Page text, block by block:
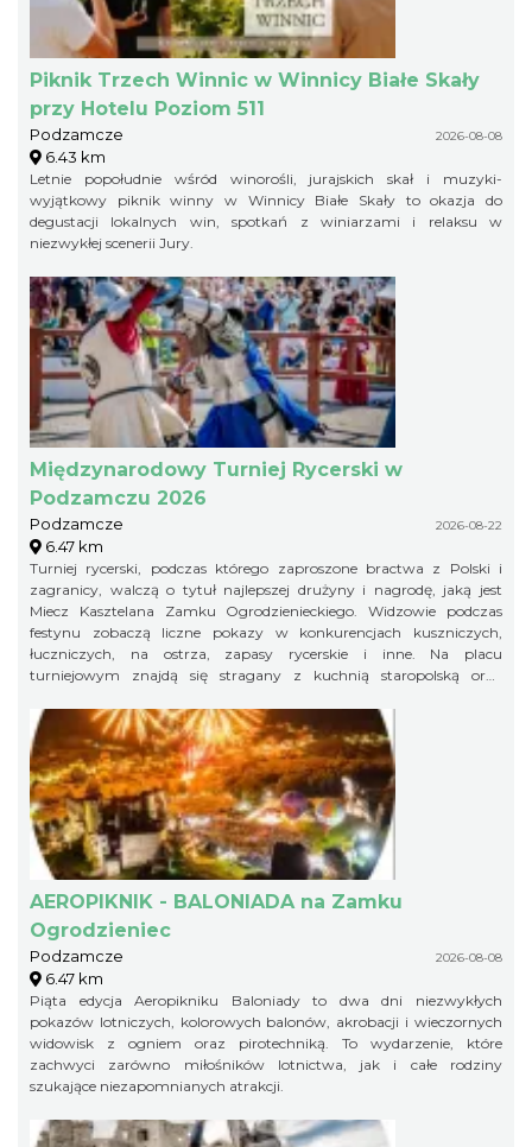
Piknik Trzech Winnic w Winnicy Białe Skały
przy Hotelu Poziom 511
Podzamcze 2026-08-08
6.43 km
Letnie popołudnie wśród winorośli, jurajskich skał i muzyki-
wyjątkowy piknik winny w Winnicy Białe Skały to okazja do
degustacji lokalnych win, spotkań z winiarzami i relaksu w
niezwykłej scenerii Jury.
Międzynarodowy Turniej Rycerski w
Podzamczu 2026
Podzamcze 2026-08-22
6.47 km
Turniej rycerski, podczas którego zaproszone bractwa z Polski i
zagranicy, walczą o tytuł najlepszej drużyny i nagrodę, jaką jest
Miecz Kasztelana Zamku Ogrodzienieckiego. Widzowie podczas
festynu zobaczą liczne pokazy w konkurencjach kuszniczych,
łuczniczych, na ostrza, zapasy rycerskie i inne. Na placu
turniejowym znajdą się stragany z kuchnią staropolską oraz
AEROPIKNIK - BALONIADA na Zamku
Ogrodzieniec
Podzamcze 2026-08-08
6.47 km
Piąta edycja Aeropikniku Baloniady to dwa dni niezwykłych
pokazów lotniczych, kolorowych balonów, akrobacji i wieczornych
widowisk z ogniem oraz pirotechniką. To wydarzenie, które
zachwyci zarówno miłośników lotnictwa, jak i całe rodziny
szukające niezapomnianych atrakcji.